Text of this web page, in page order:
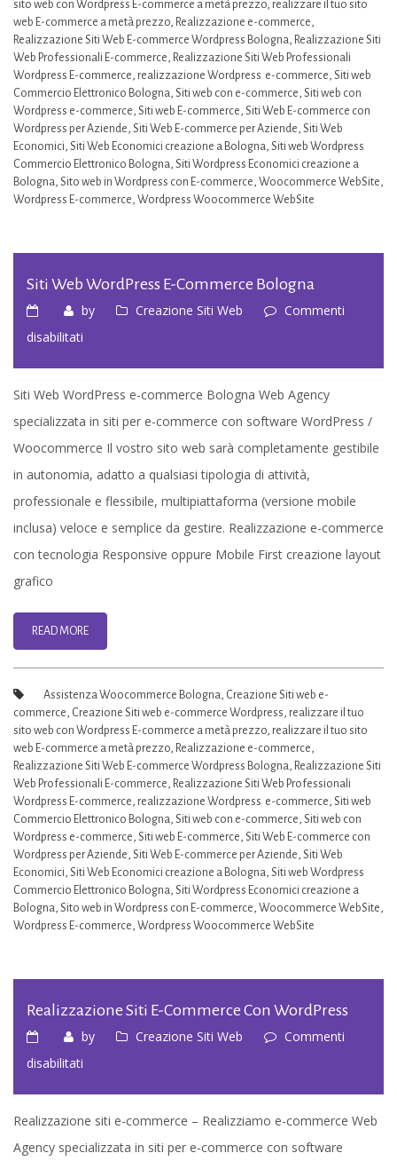
sito web con Wordpress E-commerce a metà prezzo, realizzare il tuo sito
web E-commerce a metà prezzo, Realizzazione e-commerce,
Realizzazione Siti Web E-commerce Wordpress Bologna, Realizzazione Siti
Web Professionali E-commerce, Realizzazione Siti Web Professionali
Wordpress E-commerce, realizzazione Wordpress e-commerce, Siti web
Commercio Elettronico Bologna, Siti web con e-commerce, Siti web con
Wordpress e-commerce, Siti web E-commerce, Siti Web E-commerce con
Wordpress per Aziende, Siti Web E-commerce per Aziende, Siti Web
Economici, Siti Web Economici creazione a Bologna, Siti web Wordpress
Commercio Elettronico Bologna, Siti Wordpress Economici creazione a
Bologna, Sito web in Wordpress con E-commerce, Woocommerce WebSite,
Wordpress E-commerce, Wordpress Woocommerce WebSite
Siti Web WordPress E-Commerce Bologna
by Creazione Siti Web
Commenti
disabilitati
Web
WordPress
e-
commerce
Bologna
Siti Web WordPress e-commerce Bologna Web Agency
specializzata in siti per e-commerce con software WordPress /
Woocommerce Il vostro sito web sarà completamente gestibile
in autonomia, adatto a qualsiasi tipologia di attività,
professionale e flessibile, multipiattaforma (versione mobile
inclusa) veloce e semplice da gestire. Realizzazione e-commerce
con tecnologia Responsive oppure Mobile First creazione layout
grafico
READ MORE
Assistenza Woocommerce Bologna, Creazione Siti web e-
commerce, Creazione Siti web e-commerce Wordpress, realizzare il tuo
sito web con Wordpress E-commerce a metà prezzo, realizzare il tuo sito
web E-commerce a metà prezzo, Realizzazione e-commerce,
Realizzazione Siti Web E-commerce Wordpress Bologna, Realizzazione Siti
Web Professionali E-commerce, Realizzazione Siti Web Professionali
Wordpress E-commerce, realizzazione Wordpress e-commerce, Siti web
Commercio Elettronico Bologna, Siti web con e-commerce, Siti web con
Wordpress e-commerce, Siti web E-commerce, Siti Web E-commerce con
Wordpress per Aziende, Siti Web E-commerce per Aziende, Siti Web
Economici, Siti Web Economici creazione a Bologna, Siti web Wordpress
Commercio Elettronico Bologna, Siti Wordpress Economici creazione a
Bologna, Sito web in Wordpress con E-commerce, Woocommerce WebSite,
Wordpress E-commerce, Wordpress Woocommerce WebSite
Realizzazione Siti E-Commerce Con WordPress
by Creazione Siti Web
Commenti
disabilitati
siti
e-
Realizzazione siti e-commerce – Realizziamo e-commerce Web
Agency specializzata in siti per e-commerce con software